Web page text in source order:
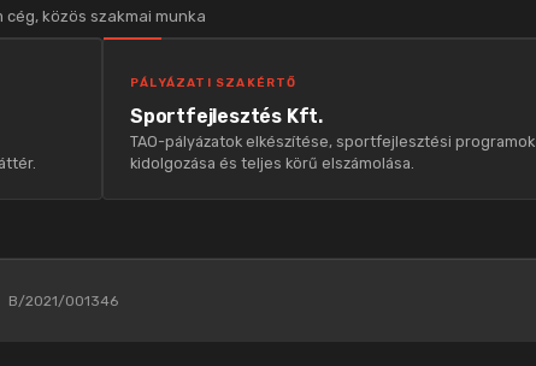
cég, közös szakmai munka
PÁLYÁZATI SZAKÉRTŐ
Sportfejlesztés Kft.
TAO-pályázatok elkészítése, sportfejlesztési programok
kidolgozása és teljes körű elszámolása.
B/2021/001346